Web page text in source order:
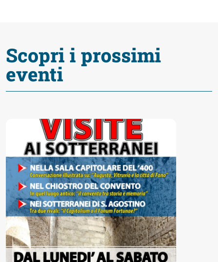
Scopri i prossimi
eventi